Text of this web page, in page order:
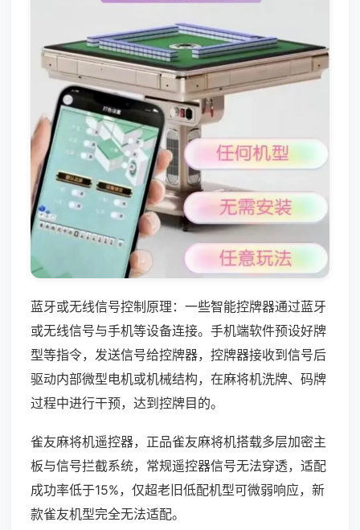
蓝牙或无线信号控制原理：一些智能控牌器通过蓝牙
或无线信号与手机等设备连接。手机端软件预设好牌
型等指令，发送信号给控牌器，控牌器接收到信号后
驱动内部微型电机或机械结构，在麻将机洗牌、码牌
过程中进行干预，达到控牌目的。
雀友麻将机遥控器，正品雀友麻将机搭载多层加密主
板与信号拦截系统，常规遥控器信号无法穿透，适配
成功率低于15%，仅超老旧低配机型可微弱响应，新
款雀友机型完全无法适配。